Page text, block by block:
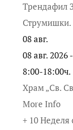
Трендафил
Струмишки.
08авг.
08 авг. 2026
8:00-18:00ч.
Храм „Св.
More Info
+ 10 Неделя